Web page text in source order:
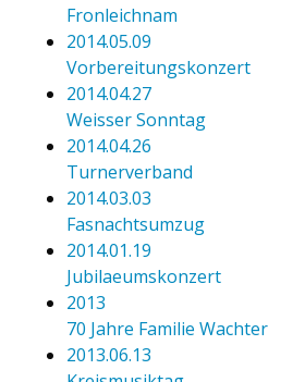
Fronleichnam
2014.05.09
Vorbereitungskonzert
2014.04.27
Weisser Sonntag
2014.04.26
Turnerverband
2014.03.03
Fasnachtsumzug
2014.01.19
Jubilaeumskonzert
2013
70 Jahre Familie Wachter
2013.06.13